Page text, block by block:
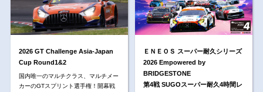
2026 GT Challenge Asia-Japan
Cup Round1&2
国内唯一のマルチクラス、マルチメー
カーのGTスプリント選手権！開幕戦
ＥＮＥＯＳ スーパー耐久シリーズ
2026 Empowered by
BRIDGESTONE
第4戦 SUGOスーパー耐久4時間レ